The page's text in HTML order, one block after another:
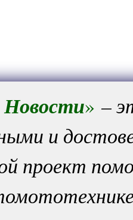
Новости» –
и
проект